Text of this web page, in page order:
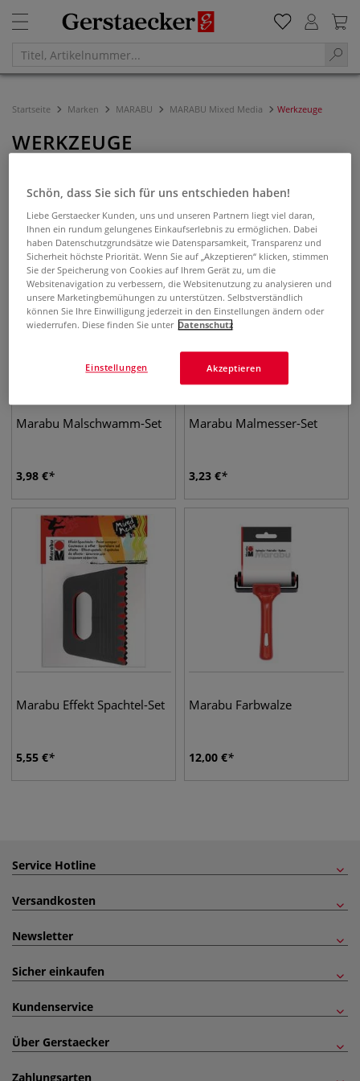
Startseite Marken MARABU MARABU Mixed Media Werkzeuge
WERKZEUGE
Filtern & Sortieren
Marabu Malschwamm-Set
3,98 €
Marabu Malmesser-Set
3,23 €
Marabu Effekt Spachtel-Set
5,55 €
Marabu Farbwalze
12,00 €
Service Hotline
Versandkosten
Newsletter
Sicher einkaufen
Kundenservice
Über Gerstaecker
Zahlungsarten
Schön, dass Sie sich für uns entschieden haben!
Liebe Gerstaecker Kunden, uns und unseren Partnern liegt viel daran,
Ihnen ein rundum gelungenes Einkaufserlebnis zu ermöglichen. Dabei
haben Datenschutzgrundsätze wie Datensparsamkeit, Transparenz und
Sicherheit höchste Priorität. Wenn Sie auf „Akzeptieren“ klicken, stimmen
Sie der Speicherung von Cookies auf Ihrem Gerät zu, um die
Websitenavigation zu verbessern, die Websitenutzung zu analysieren und
unsere Marketingbemühungen zu unterstützen. Selbstverständlich
können Sie Ihre Einwilligung jederzeit in den Einstellungen ändern oder
wiederrufen. Diese finden Sie unter Datenschutz
Akzeptieren
Einstellungen